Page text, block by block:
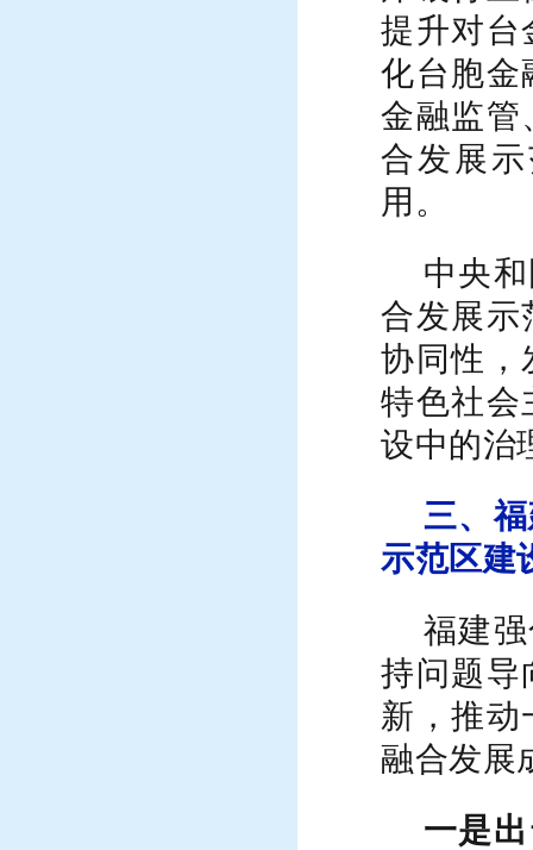
提升对台
化台胞金
金融监管
合发展
用。
中央
合发展示
协同性，
特色社会
设中的治
三、
示范区建
福建
持问题导
新，推动
融合发展
一是